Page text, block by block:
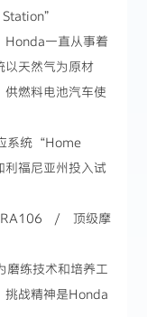
Station”
一直从事着
以天然气为原材
供燃料电池汽车使
系统“Home
福尼亚州投入试
RA106 / 顶级摩
练技术和培养工
挑战精神是Honda